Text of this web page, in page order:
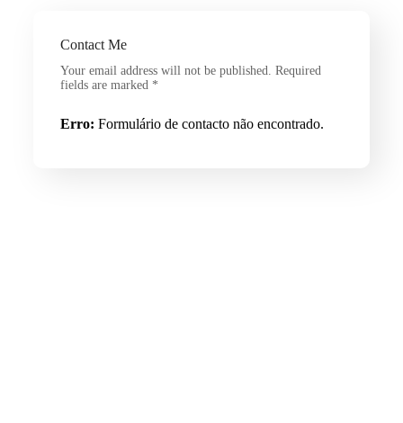
Contact Me
Your email address will not be published. Required
fields are marked *
Erro: Formulário de contacto não encontrado.